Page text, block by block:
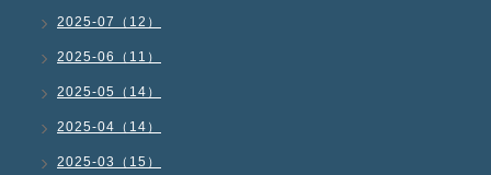
2025-07（12）
2025-06（11）
2025-05（14）
2025-04（14）
2025-03（15）